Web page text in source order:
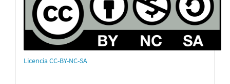
Licencia CC-BY-NC-SA